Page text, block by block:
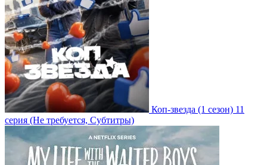
Коп-звезда (1 сезон) 11
серия (Не требуется, Субтитры)